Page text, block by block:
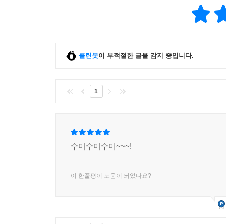
클린봇이 부적절한 글을 감지 중입니다.
1
수미수미수미~~~!
이 한줄평이 도움이 되었나요?